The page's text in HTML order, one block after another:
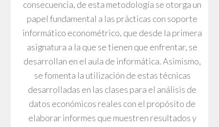
consecuencia, de esta metodología se otorga un
papel fundamental a las prácticas con soporte
informático econométrico, que desde la primera
asignatura a la que se tienen que enfrentar, se
desarrollan en el aula de informática. Asimismo,
se fomenta la utilización de estas técnicas
desarrolladas en las clases para el análisis de
datos económicos reales con el propósito de
elaborar informes que muestren resultados y